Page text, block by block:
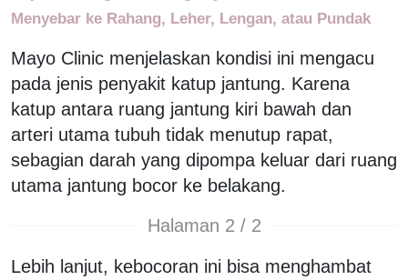
Menyebar ke Rahang, Leher, Lengan, atau Pundak
Mayo Clinic menjelaskan kondisi ini mengacu
pada jenis penyakit katup jantung. Karena
katup antara ruang jantung kiri bawah dan
arteri utama tubuh tidak menutup rapat,
sebagian darah yang dipompa keluar dari ruang
utama jantung bocor ke belakang.
Halaman 2 / 2
Lebih lanjut, kebocoran ini bisa menghambat